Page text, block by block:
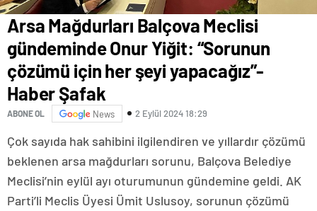
Arsa Mağdurları Balçova Meclisi
gündeminde Onur Yiğit: “Sorunun
çözümü için her şeyi yapacağız”-
Haber Şafak
ABONE OL News 2 Eylül 2024 18:29
Çok sayıda hak sahibini ilgilendiren ve yıllardır çözümü
beklenen arsa mağdurları sorunu, Balçova Belediye
Meclisi’nin eylül ayı oturumunun gündemine geldi. AK
Parti’li Meclis Üyesi Ümit Uslusoy, sorunun çözümü